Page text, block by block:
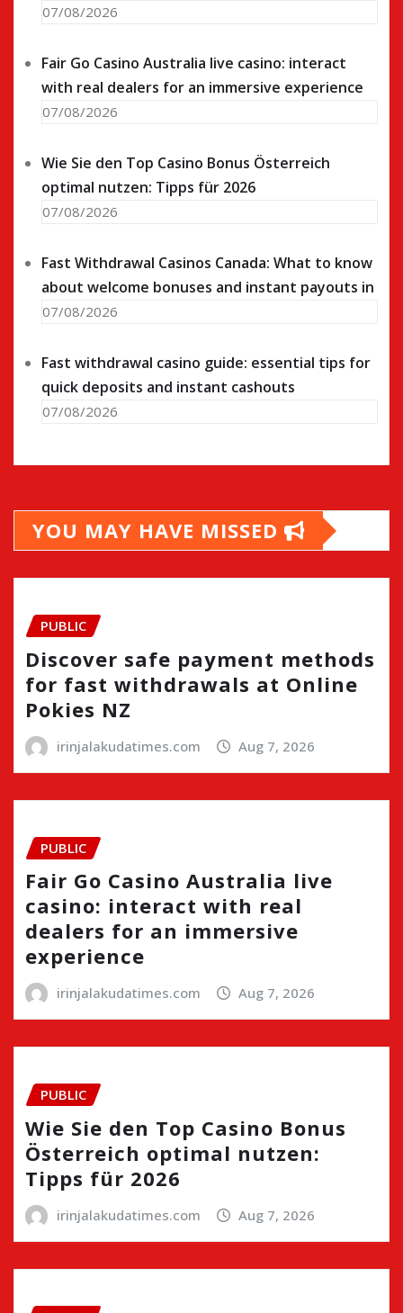
07/08/2026
Fair Go Casino Australia live casino: interact
with real dealers for an immersive experience
07/08/2026
Wie Sie den Top Casino Bonus Österreich
optimal nutzen: Tipps für 2026
07/08/2026
Fast Withdrawal Casinos Canada: What to know
about welcome bonuses and instant payouts in
07/08/2026
Fast withdrawal casino guide: essential tips for
quick deposits and instant cashouts
07/08/2026
YOU MAY HAVE MISSED
PUBLIC
Discover safe payment methods
for fast withdrawals at Online
Pokies NZ
irinjalakudatimes.com Aug 7, 2026
PUBLIC
Fair Go Casino Australia live
casino: interact with real
dealers for an immersive
experience
irinjalakudatimes.com Aug 7, 2026
PUBLIC
Wie Sie den Top Casino Bonus
Österreich optimal nutzen:
Tipps für 2026
irinjalakudatimes.com Aug 7, 2026